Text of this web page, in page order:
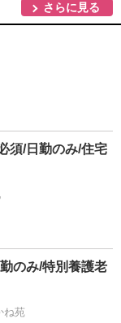
さらに見る
須/日勤のみ/住宅
のみ/特別養護老
ね苑